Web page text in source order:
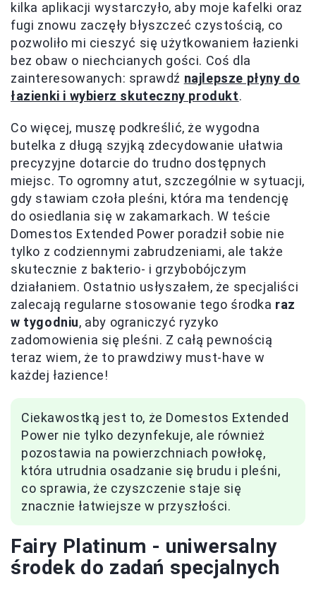
kilka aplikacji wystarczyło, aby moje kafelki oraz
fugi znowu zaczęły błyszczeć czystością, co
pozwoliło mi cieszyć się użytkowaniem łazienki
bez obaw o niechcianych gości. Coś dla
zainteresowanych: sprawdź najlepsze płyny do
łazienki i wybierz skuteczny produkt.
Co więcej, muszę podkreślić, że wygodna
butelka z długą szyjką zdecydowanie ułatwia
precyzyjne dotarcie do trudno dostępnych
miejsc. To ogromny atut, szczególnie w sytuacji,
gdy stawiam czoła pleśni, która ma tendencję
do osiedlania się w zakamarkach. W teście
Domestos Extended Power poradził sobie nie
tylko z codziennymi zabrudzeniami, ale także
skutecznie z bakterio- i grzybobójczym
działaniem. Ostatnio usłyszałem, że specjaliści
zalecają regularne stosowanie tego środka raz
w tygodniu, aby ograniczyć ryzyko
zadomowienia się pleśni. Z całą pewnością
teraz wiem, że to prawdziwy must-have w
każdej łazience!
Ciekawostką jest to, że Domestos Extended
Power nie tylko dezynfekuje, ale również
pozostawia na powierzchniach powłokę,
która utrudnia osadzanie się brudu i pleśni,
co sprawia, że czyszczenie staje się
znacznie łatwiejsze w przyszłości.
Fairy Platinum - uniwersalny
środek do zadań specjalnych